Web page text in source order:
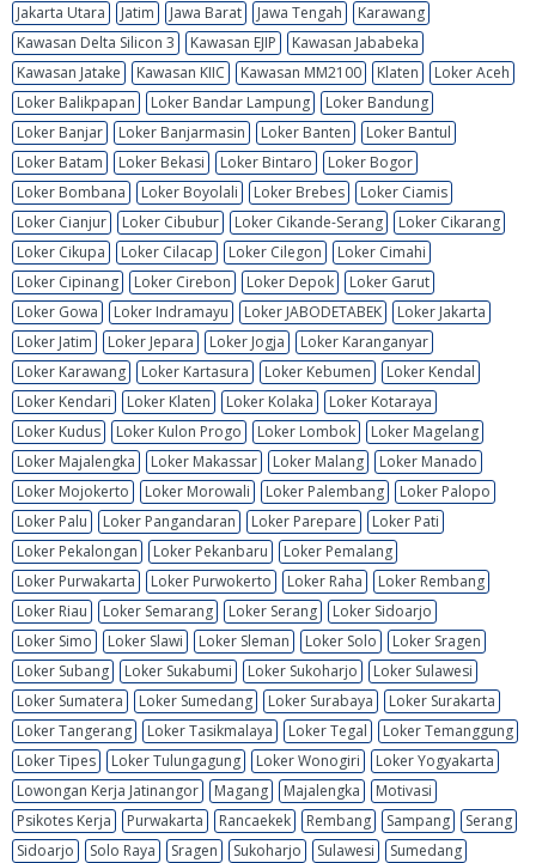
Jakarta Utara
Jatim Jawa Barat Jawa Tengah
Karawang
Kawasan Delta Silicon 3
Kawasan EJIP
Kawasan Jababeka
Kawasan Jatake
Kawasan KIIC Kawasan MM2100 Klaten
Loker Aceh
Loker Balikpapan
Loker Bandar Lampung
Loker Bandung
Loker Banjar
Loker Banjarmasin Loker Banten
Loker Bantul
Loker Batam
Loker Bekasi Loker Bintaro
Loker Bogor
Loker Bombana
Loker Boyolali Loker Brebes
Loker Ciamis
Loker Cianjur
Loker Cibubur Loker Cikande-Serang
Loker Cikarang
Loker Cikupa
Loker Cilacap Loker Cilegon
Loker Cimahi
Loker Cipinang
Loker Cirebon Loker Depok
Loker Garut
Loker Gowa
Loker Indramayu Loker JABODETABEK
Loker Jakarta
Loker Jatim
Loker Jepara Loker Jogja
Loker Karanganyar
Loker Karawang
Loker Kartasura Loker Kebumen
Loker Kendal
Loker Kendari
Loker Klaten Loker Kolaka
Loker Kotaraya
Loker Kudus
Loker Kulon Progo Loker Lombok
Loker Magelang
Loker Majalengka
Loker Makassar Loker Malang
Loker Manado
Loker Mojokerto
Loker Morowali Loker Palembang
Loker Palopo
Loker Palu
Loker Pangandaran Loker Parepare
Loker Pati
Loker Pekalongan
Loker Pekanbaru
Loker Pemalang
Loker Purwakarta
Loker Purwokerto Loker Raha
Loker Rembang
Loker Riau
Loker Semarang Loker Serang
Loker Sidoarjo
Loker Simo
Loker Slawi Loker Sleman Loker Solo
Loker Sragen
Loker Subang
Loker Sukabumi Loker Sukoharjo
Loker Sulawesi
Loker Sumatera
Loker Sumedang Loker Surabaya
Loker Surakarta
Loker Tangerang
Loker Tasikmalaya Loker Tegal
Loker Temanggung
Loker Tipes
Loker Tulungagung Loker Wonogiri
Loker Yogyakarta
Lowongan Kerja Jatinangor
Magang Majalengka
Motivasi
Psikotes Kerja
Purwakarta Rancaekek Rembang Sampang
Serang
Sidoarjo
Solo Raya Sragen Sukoharjo Sulawesi Sumedang